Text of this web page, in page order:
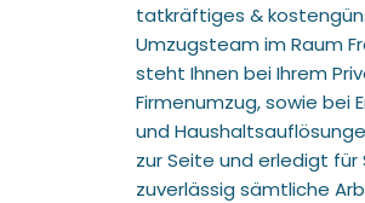
tatkräftiges &
Umzugsteam im Raum
steht Ihnen bei Ihrem
Firmenumzug, sowie bei
und
zur Seite und erledigt für
zuverlässig sämtliche